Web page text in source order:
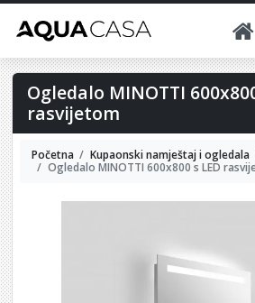
Ogledalo MINOTTI
rasvijetom
Početna Kupaonski namještaj i ogledala
Ogledalo MINOTTI 600x800 s LED